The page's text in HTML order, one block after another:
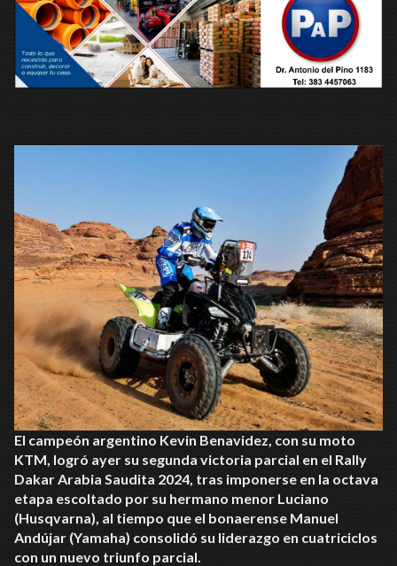
El campeón argentino Kevin Benavidez, con su moto
KTM, logró ayer su segunda victoria parcial en el Rally
Dakar Arabia Saudita 2024, tras imponerse en la octava
etapa escoltado por su hermano menor Luciano
(Husqvarna), al tiempo que el bonaerense Manuel
Andújar (Yamaha) consolidó su liderazgo en cuatriciclos
con un nuevo triunfo parcial.